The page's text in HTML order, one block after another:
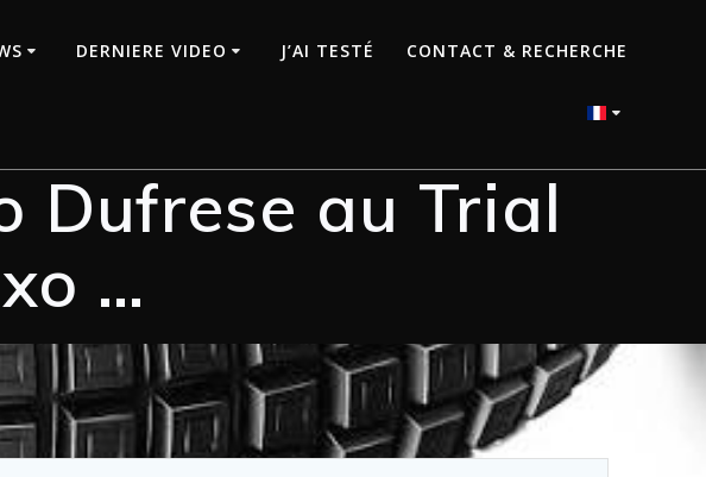
DERNIERE VIDEO J’AI TESTÉ CONTACT & RECHERCHE
Dufrese au Trial
…